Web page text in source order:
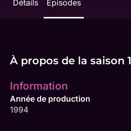
Détails Épisodes
À propos de la saison 1
Information
Année de production
1994